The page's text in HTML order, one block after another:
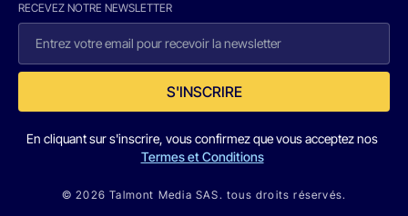
RECEVEZ NOTRE NEWSLETTER
S'INSCRIRE
En cliquant sur s'inscrire, vous confirmez que vous acceptez nos
Termes et Conditions
© 2026 Talmont Media SAS. tous droits réservés.